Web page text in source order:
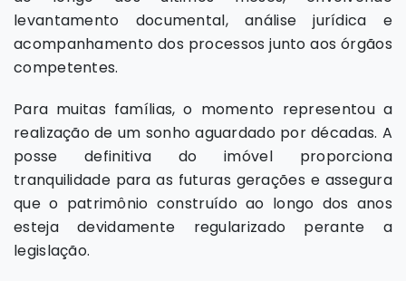
levantamento documental, análise jurídica e
acompanhamento dos processos junto aos órgãos
competentes.
Para muitas famílias, o momento representou a
realização de um sonho aguardado por décadas. A
posse definitiva do imóvel proporciona
tranquilidade para as futuras gerações e assegura
que o patrimônio construído ao longo dos anos
esteja devidamente regularizado perante a
legislação.